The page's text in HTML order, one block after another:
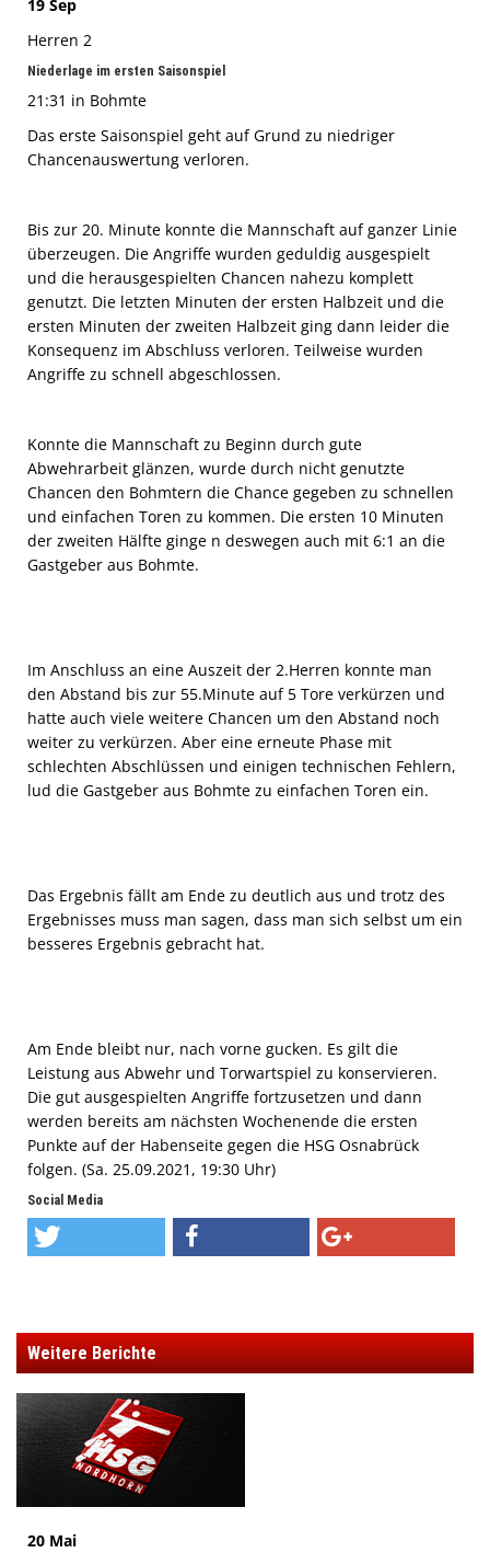
19 Sep
Herren 2
Niederlage im ersten Saisonspiel
21:31 in Bohmte
Das erste Saisonspiel geht auf Grund zu niedriger
Chancenauswertung verloren.
Bis zur 20. Minute konnte die Mannschaft auf ganzer Linie
überzeugen. Die Angriffe wurden geduldig ausgespielt
und die herausgespielten Chancen nahezu komplett
genutzt. Die letzten Minuten der ersten Halbzeit und die
ersten Minuten der zweiten Halbzeit ging dann leider die
Konsequenz im Abschluss verloren. Teilweise wurden
Angriffe zu schnell abgeschlossen.
Konnte die Mannschaft zu Beginn durch gute
Abwehrarbeit glänzen, wurde durch nicht genutzte
Chancen den Bohmtern die Chance gegeben zu schnellen
und einfachen Toren zu kommen. Die ersten 10 Minuten
der zweiten Hälfte ginge n deswegen auch mit 6:1 an die
Gastgeber aus Bohmte.
Im Anschluss an eine Auszeit der 2.Herren konnte man
den Abstand bis zur 55.Minute auf 5 Tore verkürzen und
hatte auch viele weitere Chancen um den Abstand noch
weiter zu verkürzen. Aber eine erneute Phase mit
schlechten Abschlüssen und einigen technischen Fehlern,
lud die Gastgeber aus Bohmte zu einfachen Toren ein.
Das Ergebnis fällt am Ende zu deutlich aus und trotz des
Ergebnisses muss man sagen, dass man sich selbst um ein
besseres Ergebnis gebracht hat.
Am Ende bleibt nur, nach vorne gucken. Es gilt die
Leistung aus Abwehr und Torwartspiel zu konservieren.
Die gut ausgespielten Angriffe fortzusetzen und dann
werden bereits am nächsten Wochenende die ersten
Punkte auf der Habenseite gegen die HSG Osnabrück
folgen. (Sa. 25.09.2021, 19:30 Uhr)
Social Media
Weitere Berichte
20 Mai